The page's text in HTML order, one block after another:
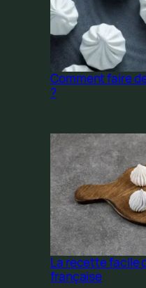
Comment faire
?
La recette facile
française